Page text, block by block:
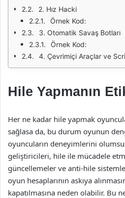
2. Hız Hacki
Örnek Kod:
3. Otomatik Savaş Botları
Örnek Kod:
4. Çevrimiçi Araçlar ve
Hile Yapmanın
Her ne kadar hile yapmak
sağlasa da, bu durum oyunun
oyuncuların deneyimlerini
geliştiricileri, hile ile mücadele
güncellemeler ve anti-hile
oyun hesaplarının askıya
kapatılmasına neden olabilir. Bu